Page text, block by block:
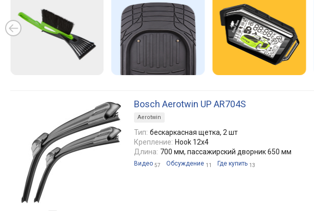
Bosch Aerotwin UP AR704S
Aerotwin
Тип: бескаркасная щетка, 2 шт
Крепление: Hook 12x4
Длина: 700 мм, пассажирский дворник 650 мм
Видео 57 Обсуждение 11 Где купить 13